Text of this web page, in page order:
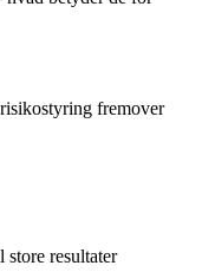
fremover
resultater